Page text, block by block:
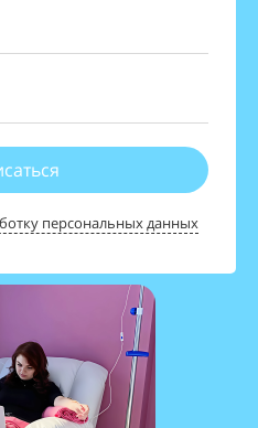
персональных данных